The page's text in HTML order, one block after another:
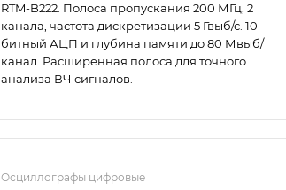
RTM-B222. Полоса пропускания 200 МГц, 2
канала, частота дискретизации 5 Гвыб/с. 10-
битный АЦП и глубина памяти до 80 Мвыб/
канал. Расширенная полоса для точного
анализа ВЧ сигналов.
Осциллографы цифровые